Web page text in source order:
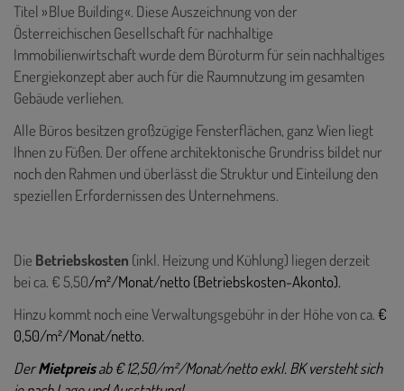
Titel » Blue Building «. Diese Auszeichnung von der
Österreichischen Gesellschaft für nachhaltige
Immobilienwirtschaft wurde dem Büroturm für sein nachhaltiges
Energiekonzept aber auch für die Raumnutzung im gesamten
Gebäude verliehen.
Alle Büros besitzen großzügige Fensterflächen, ganz Wien liegt
Ihnen zu Füßen. Der offene architektonische Grundriss bildet nur
noch den Rahmen und überlässt die Struktur und Einteilung den
speziellen Erfordernissen des Unternehmens.
Die Betriebskosten (inkl. Heizung und Kühlung) liegen derzeit
bei ca. € 5,50/m²/Monat/netto (Betriebskosten-Akonto).
Hinzu kommt noch eine Verwaltungsgebühr in der Höhe von ca.€
0,50/m²/Monat/netto.
DerMietpreisab € 12,50/m²/Monat/netto exkl. BK versteht sich